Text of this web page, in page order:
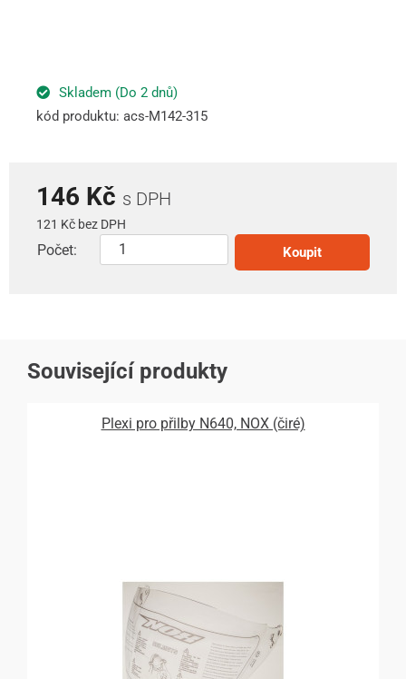
Skladem (Do 2 dnů)
kód produktu: acs-M142-315
146 Kč s DPH
121 Kč bez DPH
Počet: Koupit
Související produkty
Plexi pro přilby N640, NOX (čiré)